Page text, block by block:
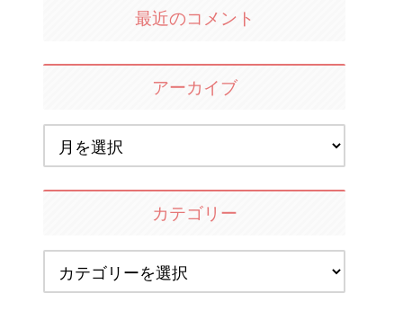
最近のコメント
アーカイブ
カテゴリー